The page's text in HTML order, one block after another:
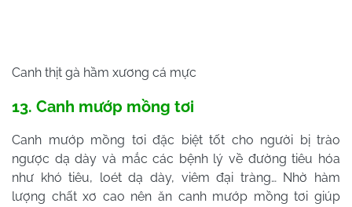
Canh thịt gà hầm xương cá mực
13. Canh mướp mồng tơi
Canh mướp mồng tơi đặc biệt tốt cho người bị trào
ngược dạ dày và mắc các bệnh lý về đường tiêu hóa
như khó tiêu, loét dạ dày, viêm đại tràng… Nhờ hàm
lượng chất xơ cao nên ăn canh mướp mồng tơi giúp